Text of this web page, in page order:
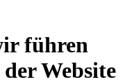
führen
Website